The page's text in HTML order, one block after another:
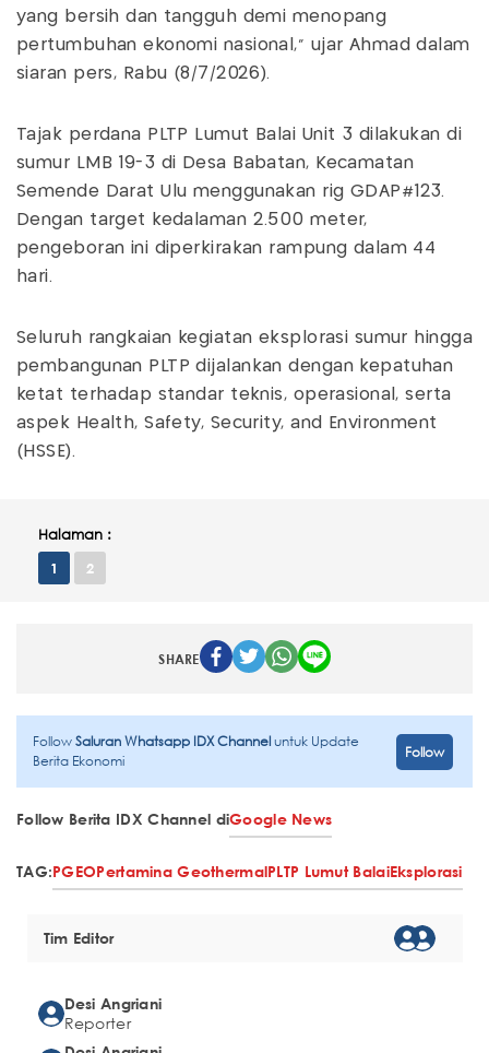
yang bersih dan tangguh demi menopang
pertumbuhan ekonomi nasional,” ujar Ahmad dalam
siaran pers, Rabu (8/7/2026).
Tajak perdana PLTP Lumut Balai Unit 3 dilakukan di
sumur LMB 19-3 di Desa Babatan, Kecamatan
Semende Darat Ulu menggunakan rig GDAP#123.
Dengan target kedalaman 2.500 meter,
pengeboran ini diperkirakan rampung dalam 44
hari.
Seluruh rangkaian kegiatan eksplorasi sumur hingga
pembangunan PLTP dijalankan dengan kepatuhan
ketat terhadap standar teknis, operasional, serta
aspek Health, Safety, Security, and Environment
(HSSE).
Halaman :
1 2
SHARE
FollowSaluran Whatsapp IDX Channeluntuk Update
Berita Ekonomi
Follow
Follow Berita IDX Channel diGoogle News
TAG:PGEOPertamina GeothermalPLTP Lumut BalaiEksplorasi
Tim Editor
Desi Angriani
Reporter